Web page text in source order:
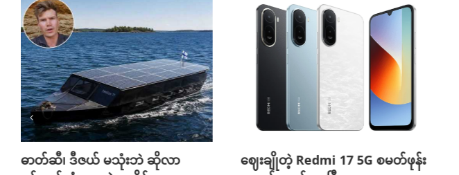
ဓာတ်ဆီ၊ ဒီဇယ် မသုံးဘဲ ဆိုလာ
ဈေးချိုတဲ့ Redmi 17 5G စမတ်ဖုန်း